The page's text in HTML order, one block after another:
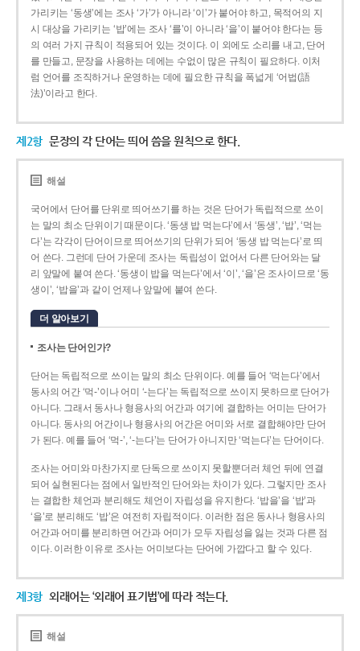
가리키는 ‘동생’에는 조사 ‘가’가 아니라 ‘이’가 붙어야 하고, 목적어의 지
시 대상을 가리키는 ‘밥’에는 조사 ‘를’이 아니라 ‘을’이 붙어야 한다는 등
의 여러 가지 규칙이 적용되어 있는 것이다. 이 외에도 소리를 내고, 단어
를 만들고, 문장을 사용하는 데에는 수없이 많은 규칙이 필요하다. 이처
럼 언어를 조직하거나 운영하는 데에 필요한 규칙을 폭넓게 ‘어법(語
法)’이라고 한다.
제2항 문장의 각 단어는 띄어 씀을 원칙으로 한다.
해설
국어에서 단어를 단위로 띄어쓰기를 하는 것은 단어가 독립적으로 쓰이
는 말의 최소 단위이기 때문이다. ‘동생 밥 먹는다’에서 ‘동생’, ‘밥’, ‘먹는
다’는 각각이 단어이므로 띄어쓰기의 단위가 되어 ‘동생 밥 먹는다’로 띄
어 쓴다. 그런데 단어 가운데 조사는 독립성이 없어서 다른 단어와는 달
리 앞말에 붙여 쓴다. ‘동생이 밥을 먹는다’에서 ‘이’, ‘을’은 조사이므로 ‘동
생이’, ‘밥을’과 같이 언제나 앞말에 붙여 쓴다.
더 알아보기
조사는 단어인가?
단어는 독립적으로 쓰이는 말의 최소 단위이다. 예를 들어 ‘먹는다’에서
동사의 어간 ‘먹-­’이나 어미 ‘­-는다’는 독립적으로 쓰이지 못하므로 단어가
아니다. 그래서 동사나 형용사의 어간과 여기에 결합하는 어미는 단어가
아니다. 동사의 어간이나 형용사의 어간은 어미와 서로 결합해야만 단어
가 된다. 예를 들어 ‘먹-’, ‘-는다’는 단어가 아니지만 ‘먹는다’는 단어이다.
조사는 어미와 마찬가지로 단독으로 쓰이지 못할뿐더러 체언 뒤에 연결
되어 실현된다는 점에서 일반적인 단어와는 차이가 있다. 그렇지만 조사
는 결합한 체언과 분리해도 체언이 자립성을 유지한다. ‘밥을’을 ‘밥’과
‘을’로 분리해도 ‘밥’은 여전히 자립적이다. 이러한 점은 동사나 형용사의
어간과 어미를 분리하면 어간과 어미가 모두 자립성을 잃는 것과 다른 점
이다. 이러한 이유로 조사는 어미보다는 단어에 가깝다고 할 수 있다.
제3항 외래어는 ‘외래어 표기법’에 따라 적는다.
해설